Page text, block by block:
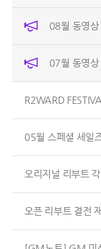
08월 동영상
07월 동영상
R2WARD
05월 스페셜 세일
오리지널 리부트
오픈 리부트 결전